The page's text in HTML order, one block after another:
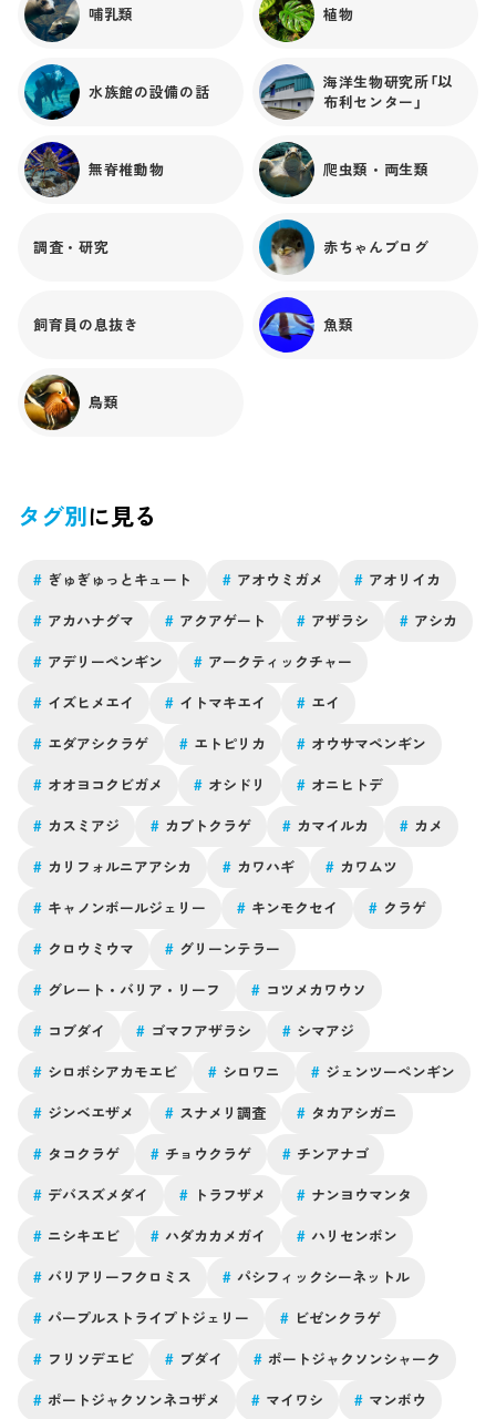
哺乳類 植物
水族館の設備の話
海洋生物研究所「以
布利センター」
無脊椎動物 爬虫類・両生類
調査・研究 赤ちゃんブログ
飼育員の息抜き 魚類
鳥類
タグ別に見る
# ぎゅぎゅっとキュート # アオウミガメ # アオリイカ
# アカハナグマ # アクアゲート # アザラシ # アシカ
# アデリーペンギン # アークティックチャー
# イズヒメエイ # イトマキエイ # エイ
# エダアシクラゲ # エトピリカ # オウサマペンギン
# オオヨコクビガメ # オシドリ # オニヒトデ
# カスミアジ # カブトクラゲ # カマイルカ # カメ
# カリフォルニアアシカ # カワハギ # カワムツ
# キャノンボールジェリー # キンモクセイ # クラゲ
# クロウミウマ # グリーンテラー
# グレート・バリア・リーフ # コツメカワウソ
# コブダイ # ゴマフアザラシ # シマアジ
# シロボシアカモエビ # シロワニ # ジェンツーペンギン
# ジンベエザメ # スナメリ調査 # タカアシガニ
# タコクラゲ # チョウクラゲ # チンアナゴ
# デバスズメダイ # トラフザメ # ナンヨウマンタ
# ニシキエビ # ハダカカメガイ # ハリセンボン
# バリアリーフクロミス # パシフィックシーネットル
# パープルストライプトジェリー # ビゼンクラゲ
# フリソデエビ # ブダイ # ポートジャクソンシャーク
# ポートジャクソンネコザメ # マイワシ # マンボウ